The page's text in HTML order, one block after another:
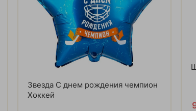
Звезда С днем рождения чемпион
Хоккей